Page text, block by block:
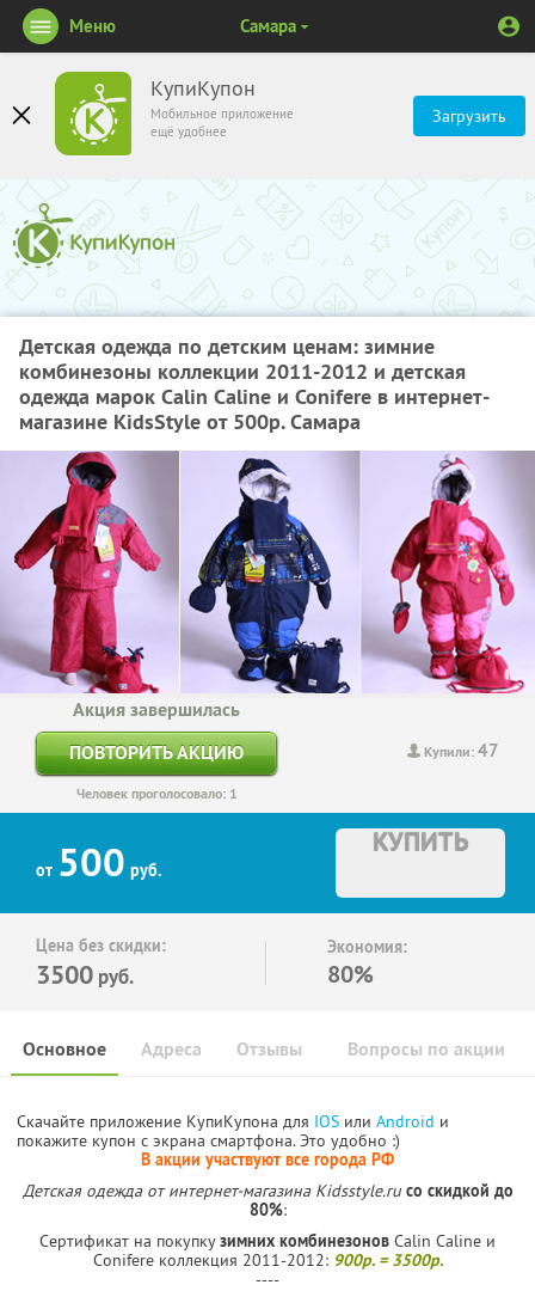
КупиКупон
Мобильное приложение
ещё удобнее
Загрузить
Меню Самара
Детская одежда по детским ценам: зимние
комбинезоны коллекции 2011-2012 и детская
одежда марок Calin Caline и Conifere в интернет-
магазине KidsStyle от 500р. Самара
Купили:47
Акция завершилась
ПОВТОРИТЬ АКЦИЮ
Человек проголосовало: 1
от 500 руб.
КУПИТЬ
Цена без скидки:
3500 руб.
Экономия:
80%
Основное Отзывы Вопросы по акции
Адреса
Скачайте приложение КупиКупона для IOS или Android и
покажите купон с экрана смартфона. Это удобно :)
В акции участвуют все города РФ
Детская одежда от интернет-магазина Kidsstyle.ru со скидкой до
80%:
Сертификат на покупкузимних комбинезонов Calin Caline и
Conifere коллекция 2011-2012: 900р. = 3500р.
----